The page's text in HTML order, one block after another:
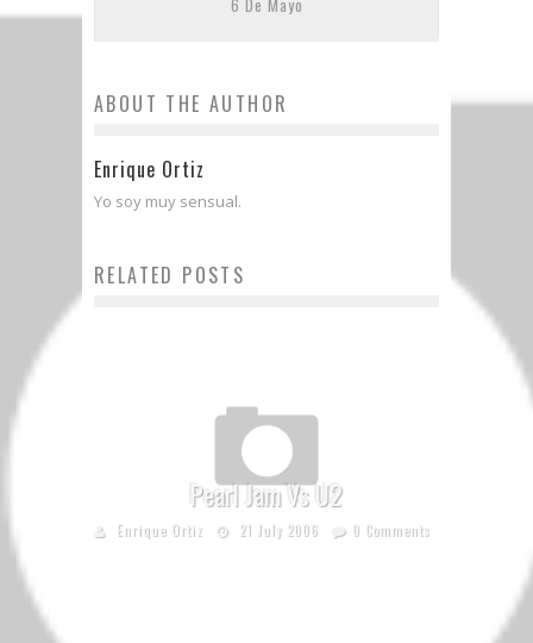
6 De Mayo
ABOUT THE AUTHOR
Enrique Ortiz
Yo soy muy sensual.
RELATED POSTS
Pearl Jam Vs U2
Enrique Ortiz 21 July 2006 0 Comments